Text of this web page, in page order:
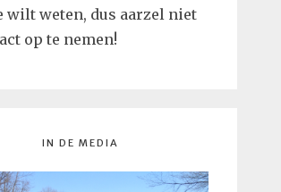
wilt weten, dus aarzel niet
op te nemen!
IN DE MEDIA